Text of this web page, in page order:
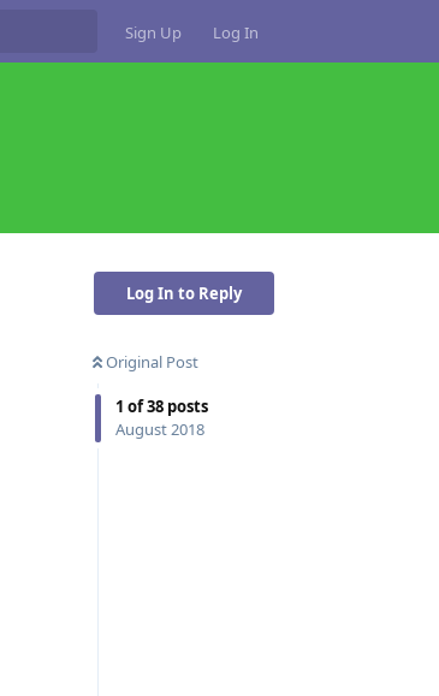
Sign Up Log In
Log In to Reply
Original Post
1 of38 posts
August 2018